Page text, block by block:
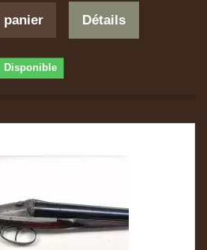
panier Détails
Disponible